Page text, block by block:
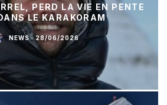
PERD LA VIE EN PENTE
LE KARAKORAM
NEWS · 28/06/2026